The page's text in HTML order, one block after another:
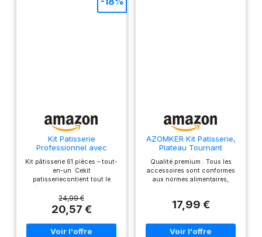
Kit Patisserie
Professionnel avec
Plateau Tournant
Patisserie,20 Douilles
Kit pâtisserie 61 pièces – tout-
en-un :Cekit
patisseriecontient tout le
nécessaire 27,5 cm plateau
tournantantidérapant, 20
douilles en inox, coupe-pâte à
fil, 3 adaptateurs universels, 2
spatules à crème, 3lisseur
gateau, petit clou à pâtisserie,
24,99 €
20,57 €
AZOMKER Kit Patisserie,
Plateau Tournant
Patisserie, Poche a
Douille Patisserie,
Ustensiles à Pâtisserie,
Kit Patisserie
Accessoire Patisserie
(255 Pièces)
Qualité premium : Tous les
accessoires sont conformes
aux normes alimentaires,
fabriqués en acier inoxydable
silicone sans BPA et en
toxique, au goût neutre et
facile à nettoyer, qui
17,99 €